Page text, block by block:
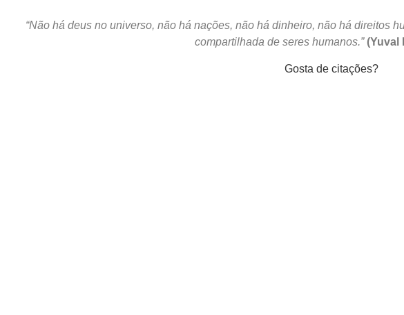
“Não há deus no universo, não há nações, não há dinheiro, não há direitos
compartilhada de seres humanos.” (Yuval
Gosta de citações?